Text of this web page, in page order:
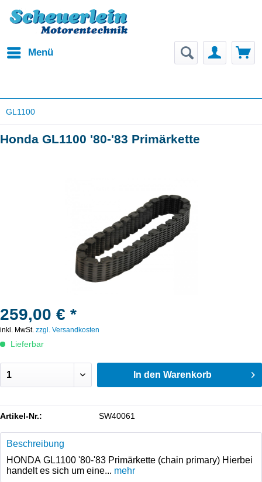
Menü
GL1100
Honda GL1100 '80-'83 Primärkette
259,00 € *
inkl. MwSt. zzgl. Versandkosten
Lieferbar
In den Warenkorb
Artikel-Nr.: SW40061
Beschreibung
HONDA GL1100 '80-'83 Primärkette (chain primary) Hierbei
handelt es sich um eine... mehr